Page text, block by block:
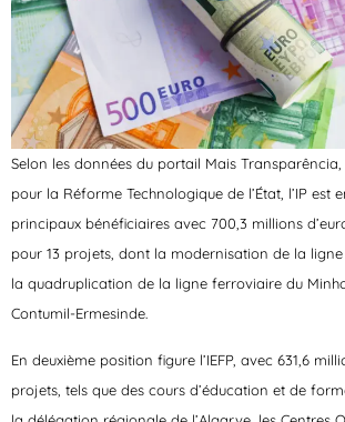
Selon les données du portail Mais Transparência,
pour la Réforme Technologique de l’État, l’IP est
principaux bénéficiaires avec 700,3 millions
pour 13 projets, dont la modernisation de la
la quadruplication de la ligne ferroviaire du
Contumil-Ermesinde.
En deuxième position figure l’IEFP, avec 631,6
projets, tels que des cours d’éducation et de